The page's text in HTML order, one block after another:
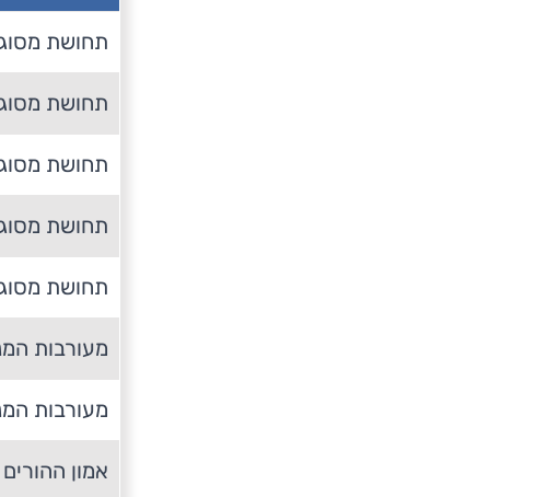
תחושת
תחושת
תחושת
תחושת
תחושת
מעורבות
מעורבות
אמון